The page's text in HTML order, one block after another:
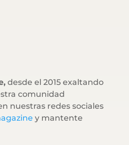
desde el 2015 exaltando
comunidad
nuestras redes sociales
y mantente